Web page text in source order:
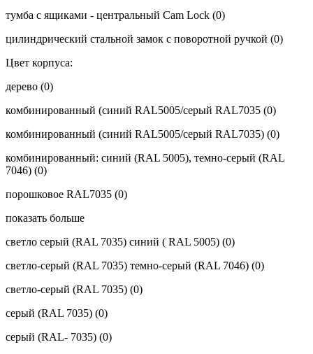
тумба с ящиками - центральный Cam Lock (0)
цилиндрический стальной замок с поворотной ручкой (0)
Цвет корпуса:
дерево (0)
комбинированный (синий RAL5005/серый RAL7035 (0)
комбинированный (синий RAL5005/серый RAL7035) (0)
комбинированный: синий (RAL 5005), темно-серый (RAL
7046) (0)
порошковое RAL7035 (0)
показать больше
светло серый (RAL 7035) синий ( RAL 5005) (0)
светло-серый (RAL 7035) темно-серый (RAL 7046) (0)
светло-серый (RAL 7035) (0)
серый (RAL 7035) (0)
серый (RAL- 7035) (0)